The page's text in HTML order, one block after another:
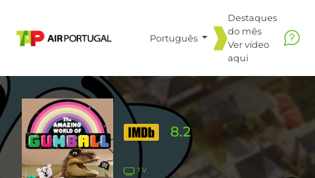
Português
Destaques
do mês
Ver vídeo
aqui
8.2
TV